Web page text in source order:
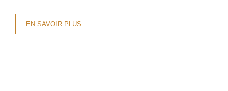
EN SAVOIR PLUS